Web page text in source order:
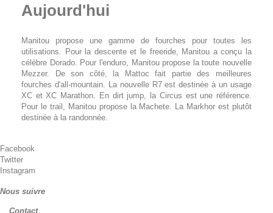
Aujourd'hui
Manitou propose une gamme de fourches pour toutes les
utilisations. Pour la descente et le freeride, Manitou a conçu la
célèbre Dorado. Pour l'enduro, Manitou propose la toute nouvelle
Mezzer. De son côté, la Mattoc fait partie des meilleures
fourches d'all-mountain. La nouvelle R7 est destinée à un usage
XC et XC Marathon. En dirt jump, la Circus est une référence.
Pour le trail, Manitou propose la Machete. La Markhor est plutôt
destinée à la randonnée.
Facebook
Twitter
Instagram
Nous suivre
Contact